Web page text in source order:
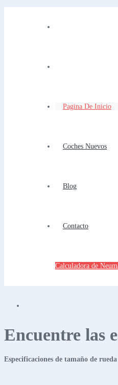
Pagina De Inicio
Coches Nuevos
Blog
Contacto
Calculadora de
Encuentre las
Especificaciones de tamaño de